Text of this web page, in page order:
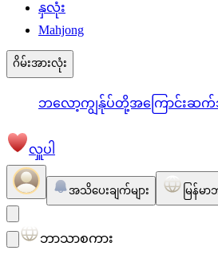
နှလုံး
Mahjong
ဂိမ်းအားလုံး
ဘလော့ကျွန်ုပ်တို့အကြောင်းဆက်
လှူပါ
အသိပေးချက်များ မြန်မ
ဘာသာစကား